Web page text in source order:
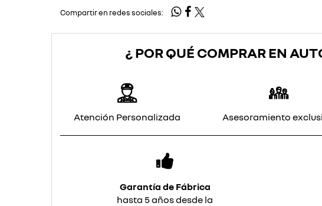
Compartir en redes sociales:
¿ POR QUÉ COMPRAR EN
Atención Personalizada Asesoramiento
Garantía de Fábrica
hasta 5 años desde la